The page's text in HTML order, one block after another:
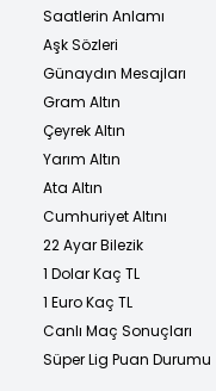
Saatlerin Anlamı
Aşk Sözleri
Günaydın Mesajları
Gram Altın
Çeyrek Altın
Yarım Altın
Ata Altın
Cumhuriyet Altını
22 Ayar Bilezik
1 Dolar Kaç TL
1 Euro Kaç TL
Canlı Maç Sonuçları
Süper Lig Puan Durumu